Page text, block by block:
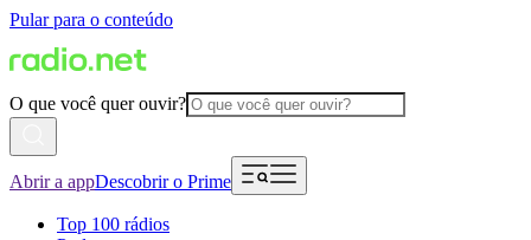
Pular para o conteúdo
O que você quer ouvir?
Abrir a appDescobrir o Prime
Top 100 rádios